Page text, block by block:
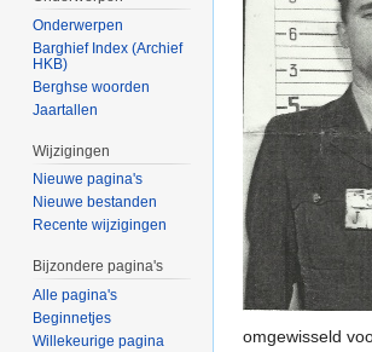
omgewisseld
Onderwerpen
Barghief Index (Archief
HKB)
Berghse woorden
Jaartallen
Wijzigingen
Nieuwe pagina's
Nieuwe bestanden
Recente wijzigingen
Bijzondere pagina's
Alle pagina's
Beginnetjes
Willekeurige pagina